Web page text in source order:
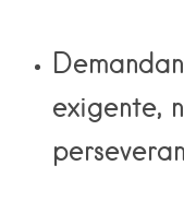
exigente,